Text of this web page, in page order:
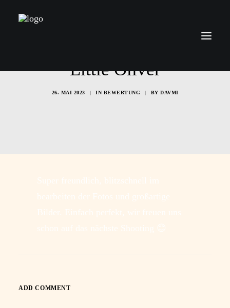
Little Oliver
26. MAI 2023 | IN BEWERTUNG | BY DAVMI
ADD COMMENT